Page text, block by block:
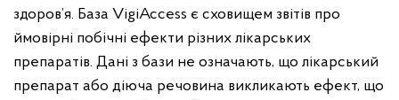
здоров’я. База VigiAccess є сховищем звітів про
ймовірні побічні ефекти різних лікарських
препаратів. Дані з бази не означають, що лікарський
препарат або діюча речовина викликають ефект, що